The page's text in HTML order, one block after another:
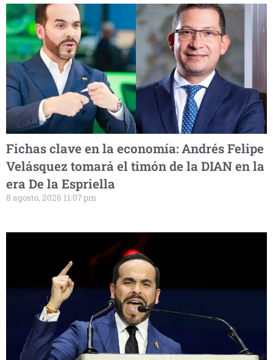
Fichas clave en la economía: Andrés Felipe
Velásquez tomará el timón de la DIAN en la
era De la Espriella
8 agosto, 2026 11:07 pm